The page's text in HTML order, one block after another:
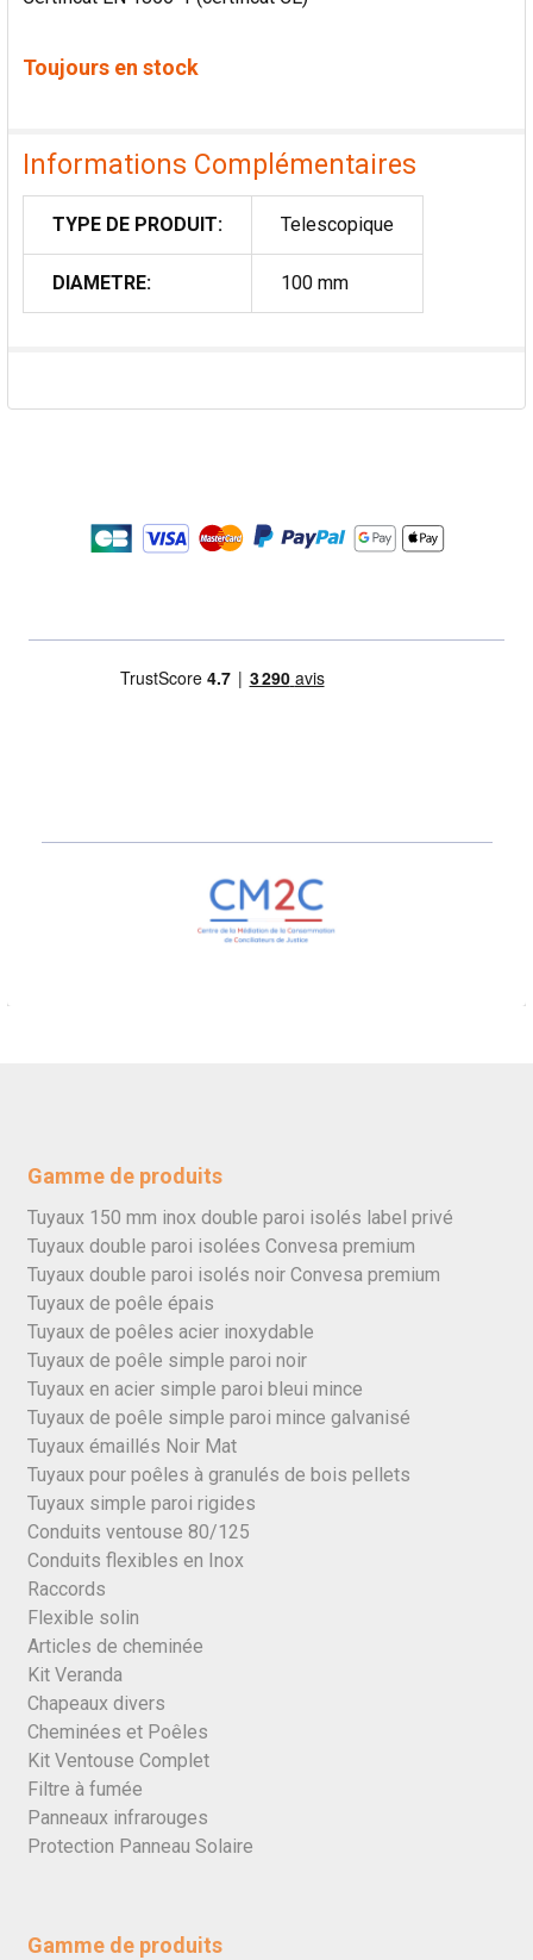
Toujours en stock
Informations Complémentaires
TYPE DE PRODUIT: Telescopique
DIAMETRE: 100 mm
Gamme de produits
Tuyaux 150 mm inox double paroi isolés label privé
Tuyaux double paroi isolées Convesa premium
Tuyaux double paroi isolés noir Convesa premium
Tuyaux de poêle épais
Tuyaux de poêles acier inoxydable
Tuyaux de poêle simple paroi noir
Tuyaux en acier simple paroi bleui mince
Tuyaux de poêle simple paroi mince galvanisé
Tuyaux émaillés Noir Mat
Tuyaux pour poêles à granulés de bois pellets
Tuyaux simple paroi rigides
Conduits ventouse 80/125
Conduits flexibles en Inox
Raccords
Flexible solin
Articles de cheminée
Kit Veranda
Chapeaux divers
Cheminées et Poêles
Kit Ventouse Complet
Filtre à fumée
Panneaux infrarouges
Protection Panneau Solaire
Gamme de produits